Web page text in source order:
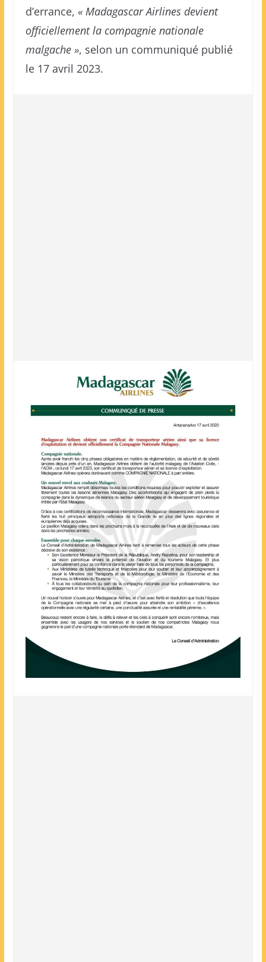
d’errance, « Madagascar Airlines devient
officiellement la compagnie nationale
malgache », selon un communiqué publié
le 17 avril 2023.